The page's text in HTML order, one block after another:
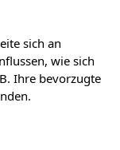
sich an
wie sich
Ihre bevorzugte